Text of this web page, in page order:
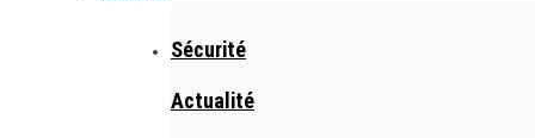
Sécurité
Actualité